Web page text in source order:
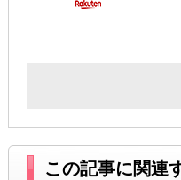
この記事に関連